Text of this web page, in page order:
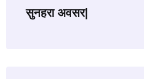
सुनहरा अवसर|